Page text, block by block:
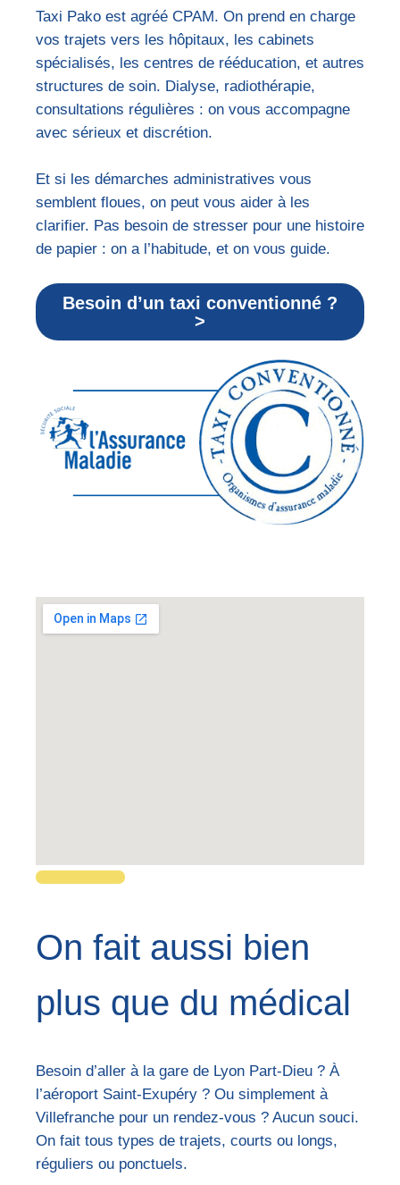
Taxi Pako est agréé CPAM. On prend en charge
vos trajets vers les hôpitaux, les cabinets
spécialisés, les centres de rééducation, et autres
structures de soin. Dialyse, radiothérapie,
consultations régulières : on vous accompagne
avec sérieux et discrétion.
Et si les démarches administratives vous
semblent floues, on peut vous aider à les
clarifier. Pas besoin de stresser pour une histoire
de papier : on a l’habitude, et on vous guide.
Besoin d’un taxi conventionné ?
>
On fait aussi bien
plus que du médical
Besoin d’aller à la gare de Lyon Part-Dieu ? À
l’aéroport Saint-Exupéry ? Ou simplement à
Villefranche pour un rendez-vous ? Aucun souci.
On fait tous types de trajets, courts ou longs,
réguliers ou ponctuels.